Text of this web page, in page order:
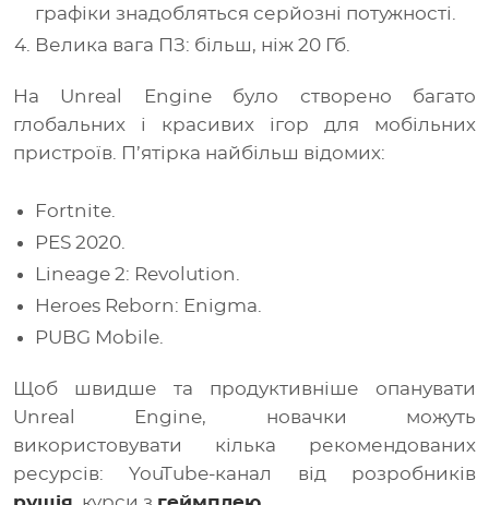
графіки знадобляться серйозні потужності.
Велика вага ПЗ: більш, ніж 20 Гб.
На Unreal Engine було створено багато
глобальних і красивих ігор для мобільних
пристроїв. П’ятірка найбільш відомих:
Fortnite.
PES 2020.
Lineage 2: Revolution.
Heroes Reborn: Enigma.
PUBG Mobile.
Щоб швидше та продуктивніше опанувати
Unreal Engine, новачки можуть
використовувати кілька рекомендованих
ресурсів: YouTube-канал від розробників